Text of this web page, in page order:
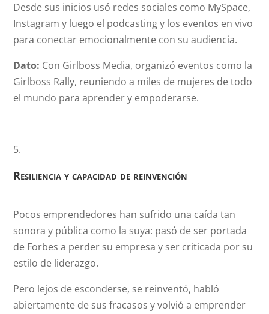
Desde sus inicios usó redes sociales como MySpace,
Instagram y luego el podcasting y los eventos en vivo
para conectar emocionalmente con su audiencia.
Dato: Con Girlboss Media, organizó eventos como la
Girlboss Rally, reuniendo a miles de mujeres de todo
el mundo para aprender y empoderarse.
Resiliencia y capacidad de reinvención
Pocos emprendedores han sufrido una caída tan
sonora y pública como la suya: pasó de ser portada
de Forbes a perder su empresa y ser criticada por su
estilo de liderazgo.
Pero lejos de esconderse, se reinventó, habló
abiertamente de sus fracasos y volvió a emprender